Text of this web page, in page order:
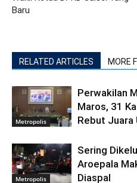
Baru
RELATED ARTICLES MORE
Metropolis
Perwakilan
Maros, 31
Rebut Juara
Metropolis
Sering
Aroepala
Diaspal